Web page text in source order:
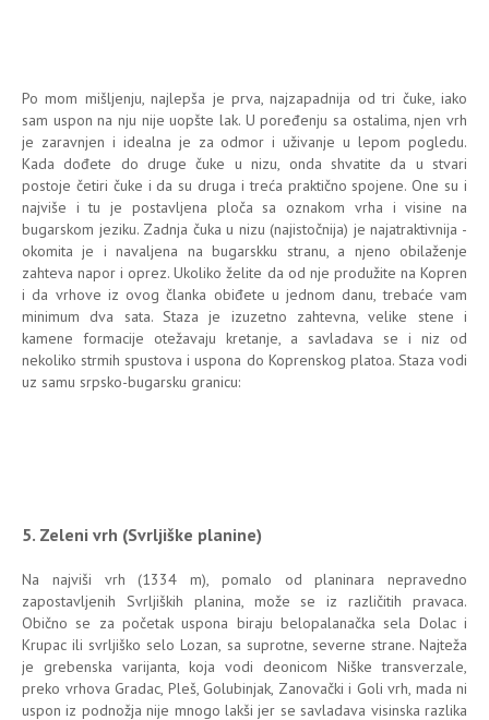
Po mom mišljenju, najlepša je prva, najzapadnija od tri čuke, iako
sam uspon na nju nije uopšte lak. U poređenju sa ostalima, njen vrh
je zaravnjen i idealna je za odmor i uživanje u lepom pogledu.
Kada dođete do druge čuke u nizu, onda shvatite da u stvari
postoje četiri čuke i da su druga i treća praktično spojene. One su i
najviše i tu je postavljena ploča sa oznakom vrha i visine na
bugarskom jeziku. Zadnja čuka u nizu (najistočnija) je najatraktivnija -
okomita je i navaljena na bugarskku stranu, a njeno obilaženje
zahteva napor i oprez. Ukoliko želite da od nje produžite na Kopren
i da vrhove iz ovog članka obiđete u jednom danu, trebaće vam
minimum dva sata. Staza je izuzetno zahtevna, velike stene i
kamene formacije otežavaju kretanje, a savladava se i niz od
nekoliko strmih spustova i uspona do Koprenskog platoa. Staza vodi
uz samu srpsko-bugarsku granicu:
5. Zeleni vrh (Svrljiške planine)
Na najviši vrh (1334 m), pomalo od planinara nepravedno
zapostavljenih Svrljiških planina, može se iz različitih pravaca.
Obično se za početak uspona biraju belopalanačka sela Dolac i
Krupac ili svrljiško selo Lozan, sa suprotne, severne strane. Najteža
je grebenska varijanta, koja vodi deonicom Niške transverzale,
preko vrhova Gradac, Pleš, Golubinjak, Zanovački i Goli vrh, mada ni
uspon iz podnožja nije mnogo lakši jer se savladava visinska razlika